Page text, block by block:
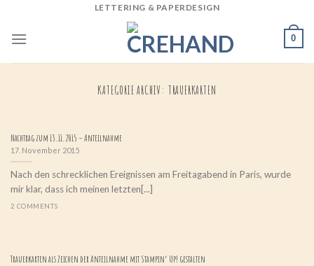
content
LETTERING & PAPERDESIGN
0
KATEGORIE ARCHIV: TRAUERKARTEN
Nachtrag zum 13.11.2015 – Anteilnahme
17. November 2015
Nach den schrecklichen Ereignissen am Freitagabend in Paris, wurde
mir klar, dass ich meinen letzten[...]
2 COMMENTS
Trauerkarten als Zeichen der Anteilnahme mit Stampin‘ Up! gestalten